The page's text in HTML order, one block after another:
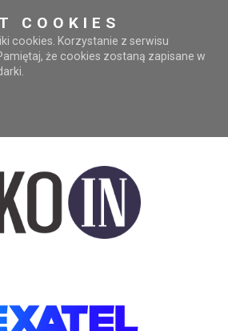
COOKIES
cookies. Korzystanie z serwisu
że cookies zostaną zapisane w